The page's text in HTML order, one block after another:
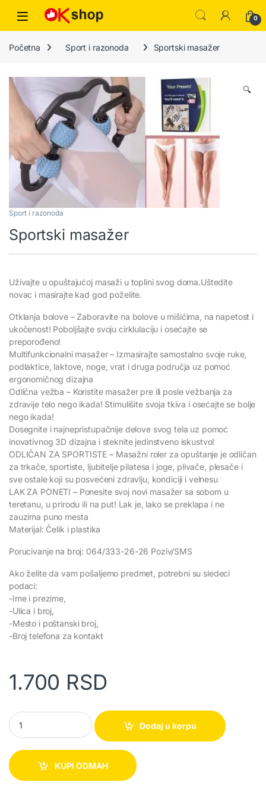
0
Početna Sport i razonoda Sportski masažer
🔍
Sport i razonoda
Sportski masažer
Uživajte u opuštajućoj masaži u toplini svog doma.Uštedite
novac i masirajte kad god poželite.
Otklanja bolove – Zaboravite na bolove u mišićima, na napetost i
ukočenost! Poboljšajte svoju cirklulaciju i osećajte se
preporođeno!
Multifunkcionalni masažer – Izmasirajte samostalno svoje ruke,
podlaktice, laktove, noge, vrat i druga područja uz pomoć
ergonomičnog dizajna
Odlična vežba – Koristite masažer pre ili posle vežbanja za
zdravije telo nego ikada! Stimulišite svoja tkiva i osećajte se bolje
nego ikada!
Dosegnite i najnepristupačnije delove svog tela uz pomoć
inovativnog 3D dizajna i steknite jedinstveno iskustvo!
ODLIČAN ZA SPORTISTE – Masažni roler za opuštanje je odličan
za trkače, sportiste, ljubitelje pilatesa i joge, plivače, plesače i
sve ostale koji su posvećeni zdravlju, kondiciji i velnesu
LAK ZA PONETI – Ponesite svoj novi masažer sa sobom u
teretanu, u prirodu ili na put! Lak je, lako se preklapa i ne
zauzima puno mesta
Materijal: Čelik i plastika
Porucivanje na broj: 064/333-26-26 Poziv/SMS
Ako želite da vam pošaljemo predmet, potrebni su sledeci
podaci:
-Ime i prezime,
-Ulica i broj,
-Mesto i poštanski broj,
-Broj telefona za kontakt
1.700 RSD
Sportski masažer quantity
Dodaj u korpu
KUPI ODMAH